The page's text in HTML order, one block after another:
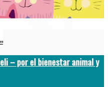
– por el bienestar animal y